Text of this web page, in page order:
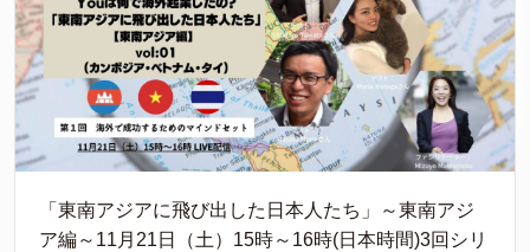
「東南アジアに飛び出した日本人たち」～東南アジ
ア編～11月21日（土）15時～16時(日本時間)3回シリ